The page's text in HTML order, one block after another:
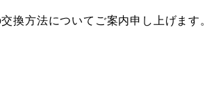
換方法についてご案内申し上げます。